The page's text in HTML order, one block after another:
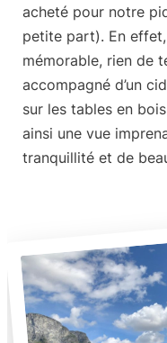
acheté pour notre
petite part). En
mémorable, rien de
accompagné d’un
sur les tables en
ainsi une vue
tranquillité et de